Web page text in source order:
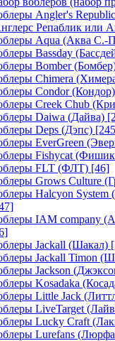
Angler's
Репаблик или
Aqua (Аква С.-
Bassday
Bomber
Chimera
Condor (Кондор)
Creek Chub
Daiwa (Дайва)
Deps (Дэпс)
EverGreen
Fishycat
FLT (ФЛТ) [46]
Grows Culture
Halcyon System
IAM company
Jackall (Шакал)
Jackall Timon
Jackson
Kosadaka
Little Jack
LiveTarget
Lucky Craft
Lurefans